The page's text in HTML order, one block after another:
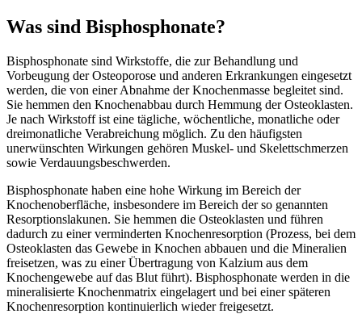
Was sind Bisphosphonate?
Bisphosphonate sind Wirkstoffe, die zur Behandlung und
Vorbeugung der Osteoporose und anderen Erkrankungen eingesetzt
werden, die von einer Abnahme der Knochenmasse begleitet sind.
Sie hemmen den Knochenabbau durch Hemmung der Osteoklasten.
Je nach Wirkstoff ist eine tägliche, wöchentliche, monatliche oder
dreimonatliche Verabreichung möglich. Zu den häufigsten
unerwünschten Wirkungen gehören Muskel- und Skelettschmerzen
sowie Verdauungsbeschwerden.
Bisphosphonate haben eine hohe Wirkung im Bereich der
Knochenoberfläche, insbesondere im Bereich der so genannten
Resorptionslakunen. Sie hemmen die Osteoklasten und führen
dadurch zu einer verminderten Knochenresorption (Prozess, bei dem
Osteoklasten das Gewebe in Knochen abbauen und die Mineralien
freisetzen, was zu einer Übertragung von Kalzium aus dem
Knochengewebe auf das Blut führt). Bisphosphonate werden in die
mineralisierte Knochenmatrix eingelagert und bei einer späteren
Knochenresorption kontinuierlich wieder freigesetzt.